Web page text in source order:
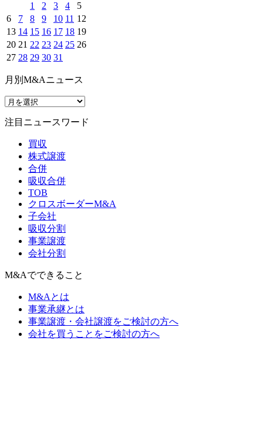
1
2 3 4
5
6
7 8 9 10 11 12
13 14 15 16 17 18 19
20 21 22 23 24 25 26
27 28 29 30 31
月別M&Aニュース
注目ニュースワード
買収
株式譲渡
合併
吸収合併
TOB
クロスボーダーM&A
子会社
吸収分割
事業譲渡
会社分割
M&Aでできること
M&Aとは
事業承継とは
事業譲渡・会社譲渡をご検討の方へ
会社を買うことをご検討の方へ